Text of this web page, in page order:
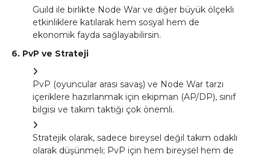
Guild ile birlikte Node War ve diğer büyük ölçekli
etkinliklere katılarak hem sosyal hem de
ekonomik fayda sağlayabilirsin.
6. PvP ve Strateji
PvP (oyuncular arası savaş) ve Node War tarzı
içeriklere hazırlanmak için ekipman (AP/DP), sınıf
bilgisi ve takım taktiği çok önemli.
Stratejik olarak, sadece bireysel değil takım odaklı
olarak düşünmeli; PvP için hem bireysel hem de